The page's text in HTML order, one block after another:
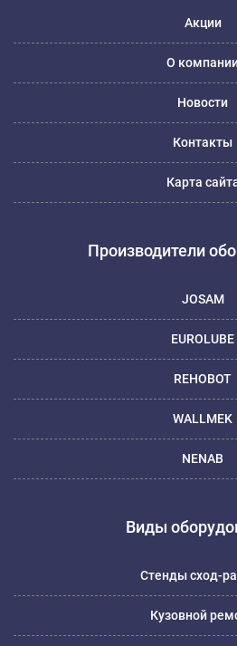
Акции
О
Новости
Контакты
Карта
Производители
JOSAM
EUROLUBE
REHOBOT
WALLMEK
NENAB
Виды
Стенды сход-
Кузовной